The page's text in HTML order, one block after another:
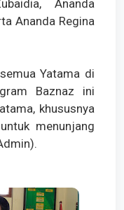
Ananda
Ananda Regina
Yatama di
Baznaz ini
khususnya
menunjang